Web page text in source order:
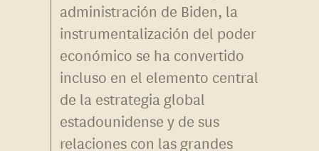
administración de Biden, la
instrumentalización del poder
económico se ha convertido
incluso en el elemento central
de la estrategia global
estadounidense y de sus
relaciones con las grandes